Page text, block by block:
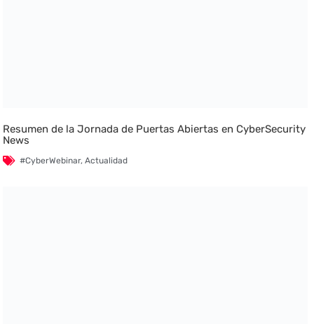
Resumen de la Jornada de Puertas Abiertas en CyberSecurity
News
#CyberWebinar,Actualidad